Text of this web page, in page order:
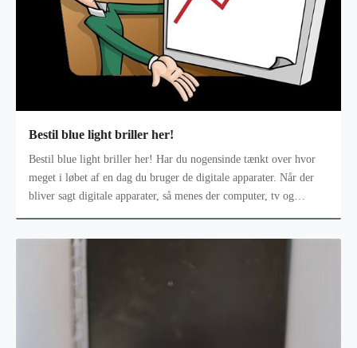
Bestil blue light briller her!
Bestil blue light briller her! Har du nogensinde tænkt over hvor
meget i løbet af en dag du bruger de digitale apparater. Når der
bliver sagt digitale apparater, så menes der computer, tv og